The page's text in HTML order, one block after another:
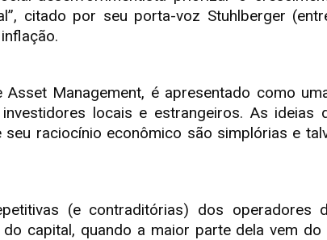
citado por seu porta-voz Stuhlberger
Asset Management, é apresentado como
locais e estrangeiros. As
raciocínio econômico são simplórias e
(e contraditórias) dos operadores
capital, quando a maior parte dela vem